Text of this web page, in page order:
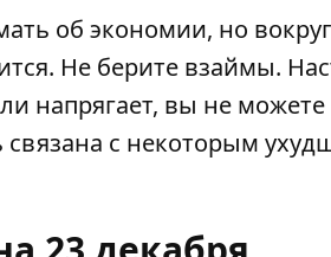
об экономии, но
Не берите взаймы.
напрягает, вы не
с некоторым